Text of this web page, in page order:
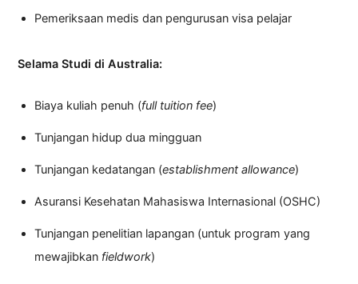
Pemeriksaan medis dan pengurusan visa pelajar
Selama Studi di Australia:
Biaya kuliah penuh (full tuition fee)
Tunjangan hidup dua mingguan
Tunjangan kedatangan (establishment allowance)
Asuransi Kesehatan Mahasiswa Internasional (OSHC)
Tunjangan penelitian lapangan (untuk program yang
mewajibkan fieldwork)